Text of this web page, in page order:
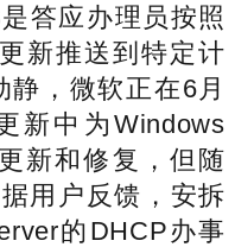
答应办理员按照
新推送到特定计
，微软正在6月
新中为Windows
新和修复，但随
用户反馈，安拆
的DHCP办事